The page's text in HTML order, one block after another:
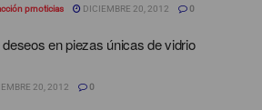
prnoticias DICIEMBRE 20, 2012 0
en piezas únicas de vidrio
20, 2012 0